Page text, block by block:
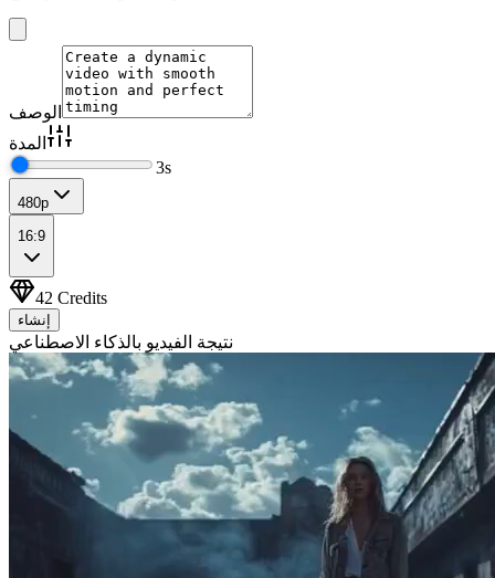
الوصف
المدة
3s
480p
16:9
42 Credits
إنشاء
نتيجة الفيديو بالذكاء الاصطناعي